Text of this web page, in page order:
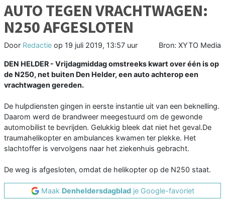
AUTO TEGEN VRACHTWAGEN:
N250 AFGESLOTEN
Door Redactie op 19 juli 2019, 13:57 uur Bron: XYTO Media
DEN HELDER - Vrijdagmiddag omstreeks kwart over één is op
de N250, net buiten Den Helder, een auto achterop een
vrachtwagen gereden.
De hulpdiensten gingen in eerste instantie uit van een beknelling.
Daarom werd de brandweer meegestuurd om de gewonde
automobilist te bevrijden. Gelukkig bleek dat niet het geval.De
traumahelikopter en ambulances kwamen ter plekke. Het
slachtoffer is vervolgens naar het ziekenhuis gebracht.
De weg is afgesloten, omdat de helikopter op de N250 staat.
Maak Denheldersdagbladje Google-favoriet